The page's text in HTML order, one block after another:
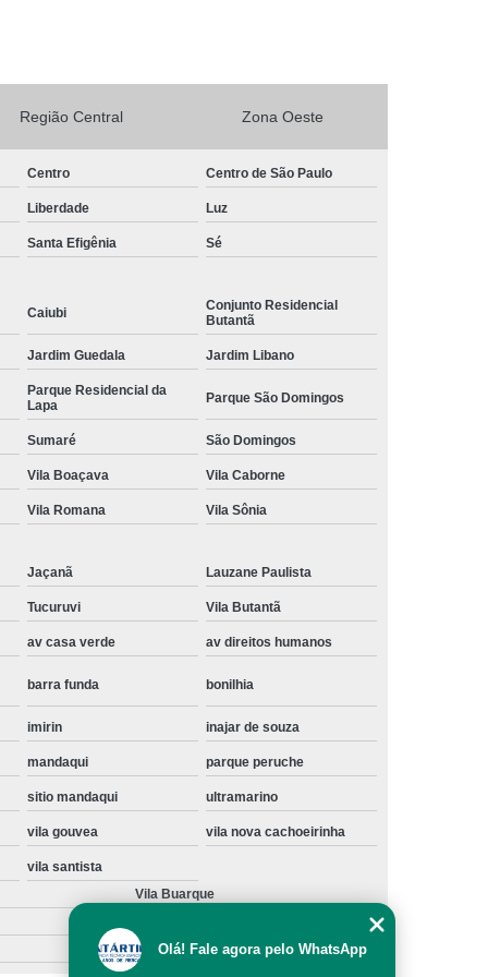
Conserto de Geladeira Expositora Vertical
de Geladeira Expositora
Conserto em Geladeira Expositora
Brastemp Instalação de Fogão
de Fogão
Instalação de Fogão a Gas
Instalação de Fogão Cooktop
de Fogão Gás Encanado
Instalação Fogão
Cooktop
Instalação Fogão de Embutir
Instalação de Maquina de Lavar Samsung
Instalação Maquina Lavar e Seca
Instalar Maquina de Lavar Samsung
Maquina de Lavar Roupa Instalação
Instalação de Maquina Lava e Seca
e Seca Samsung
Instalação Lava Seca
Maquina Lava e Seca Samsung
Lava e Seca Instalação
Samsung Instalação Lava e Seca
a Gas
Manutenção em Fogão
Região Central Zona Oeste
Centro Centro de São Paulo
Liberdade Luz
Santa Efigênia Sé
Caiubi
Conjunto Residencial
Butantã
Jardim Guedala Jardim Libano
Parque Residencial da
Lapa
Parque São Domingos
Sumaré São Domingos
Vila Boaçava Vila Caborne
Vila Romana Vila Sônia
Jaçanã Lauzane Paulista
Tucuruvi Vila Butantã
av casa verde av direitos humanos
barra funda bonilhia
imirin inajar de souza
mandaqui parque peruche
sitio mandaqui ultramarino
vila gouvea vila nova cachoeirinha
vila santista
Vila Buarque
Olá! Fale agora pelo WhatsApp